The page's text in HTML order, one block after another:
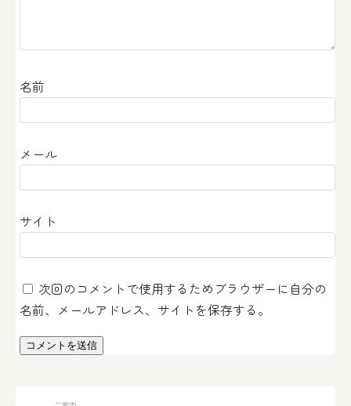
名前
メール
サイト
次回のコメントで使用するためブラウザーに自分の
名前、メールアドレス、サイトを保存する。